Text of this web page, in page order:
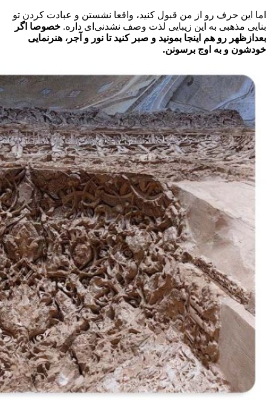
اما این حرف رو از من قبول کنید، واقعا نشستن و عبادت کردن تو
بنایی مذهبی به این زیبایی لذت وصف نشدنی‌ای داره. خصوصا اگر
بعدازظهر رو هم اینجا بمونید و صبر کنید تا نور و آجر، هنرنمایی
خودشون و به اوج برسونن.